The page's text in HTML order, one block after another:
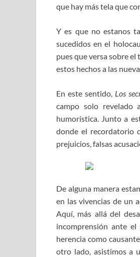
k
n
k
que hay más tela que
Y es que no estanos
sucedidos en el
pues que versa sobre
estos hechos a las
En este sentido, Los
campo solo revelado
humorística. Junto a
donde el recordatorio
prejuicios, falsas
De alguna manera
en las vivencias de un
Aquí, más allá del
incomprensión ante
herencia como
otro lado, asistimos a